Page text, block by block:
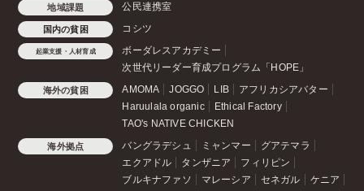
地域課題 公民連携室
国内の貧困 コシツ
起業支援・人材育成
ボーダレスアカデミー
次世代リーダー育成プログラム「HOPE」
海外の貧困 AMOMA JOGGO LIB
アフリカシアバター
Haruulala organic
Ethical Factory
TAO's NATIVE CHICKEN
海外拠点 バングラデシュ ミャンマー
グアテマラ
エクアドル
タンザニア
フィリピン
ブルキナファソ
マレーシア セネガル ケニア